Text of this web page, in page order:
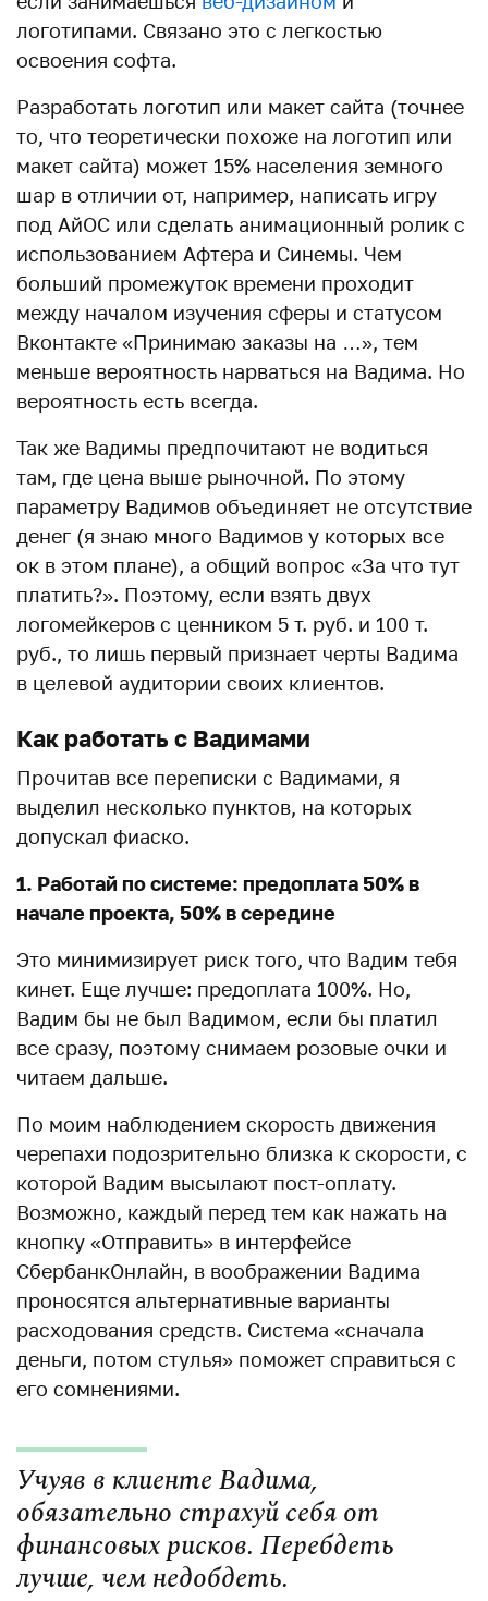
логотипами. Связано это с легкостью
освоения софта.
Разработать логотип или макет сайта (точнее
то, что теоретически похоже на логотип или
макет сайта) может 15% населения земного
шар в отличии от, например, написать игру
под АйОС или сделать анимационный ролик с
использованием Афтера и Синемы. Чем
больший промежуток времени проходит
между началом изучения сферы и статусом
Вконтакте «Принимаю заказы на …», тем
меньше вероятность нарваться на Вадима. Но
вероятность есть всегда.
Так же Вадимы предпочитают не водиться
там, где цена выше рыночной. По этому
параметру Вадимов объединяет не отсутствие
денег (я знаю много Вадимов у которых все
ок в этом плане), а общий вопрос «За что тут
платить?». Поэтому, если взять двух
логомейкеров с ценником 5 т. руб. и 100 т.
руб., то лишь первый признает черты Вадима
в целевой аудитории своих клиентов.
Как работать с Вадимами
Прочитав все переписки с Вадимами, я
выделил несколько пунктов, на которых
допускал фиаско.
1. Работай по системе: предоплата 50% в
начале проекта, 50% в середине
Это минимизирует риск того, что Вадим тебя
кинет. Еще лучше: предоплата 100%. Но,
Вадим бы не был Вадимом, если бы платил
все сразу, поэтому снимаем розовые очки и
читаем дальше.
По моим наблюдением скорость движения
черепахи подозрительно близка к скорости, с
которой Вадим высылают пост-оплату.
Возможно, каждый перед тем как нажать на
кнопку «Отправить» в интерфейсе
СбербанкОнлайн, в воображении Вадима
проносятся альтернативные варианты
расходования средств. Система «сначала
деньги, потом стулья» поможет справиться с
его сомнениями.
Учуяв в клиенте Вадима,
обязательно страхуй себя от
финансовых рисков. Перебдеть
лучше, чем недобдеть.